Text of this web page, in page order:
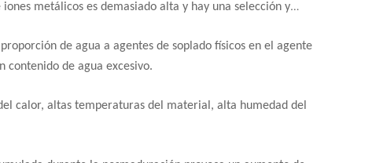
metálicos es demasiado alta y hay una selección y
de agua a agentes de soplado físicos en el agente
contenido de agua excesivo.
calor, altas temperaturas del material, alta humedad del